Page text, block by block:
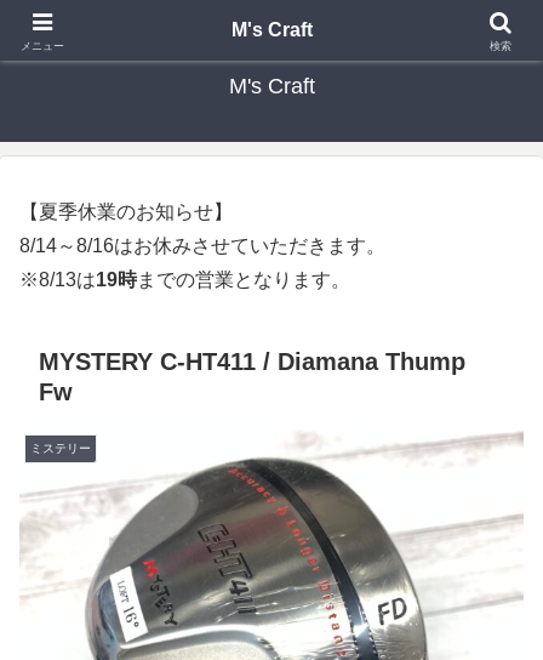
カスタムクラブ・リシャフト・修理 専門店 ゴルフ工房 エムズクラフト
M's Craft
【夏季休業のお知らせ】
8/14～8/16はお休みさせていただきます。
※8/13は19時までの営業となります。
MYSTERY C-HT411 / Diamana Thump
Fw
ミステリー
メニュー
M's Craft
検索